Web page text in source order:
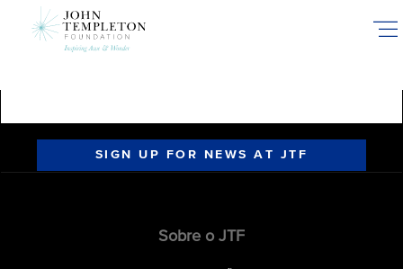
SIGN UP FOR NEWS AT JTF
Sobre o JTF